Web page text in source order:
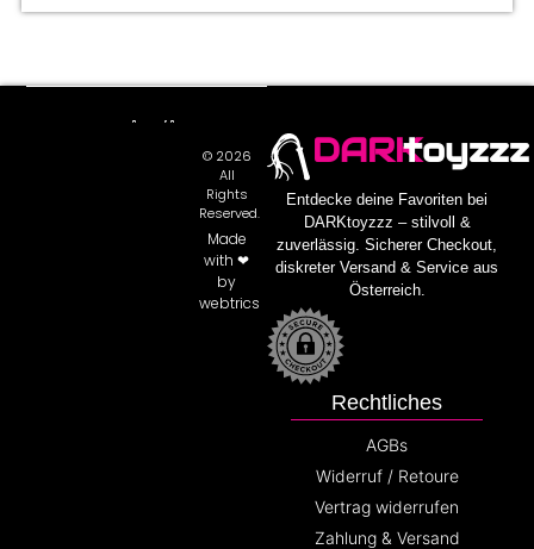
DARKtoyzzz
Entdecke deine Favoriten bei
DARKtoyzzz – stilvoll &
zuverlässig. Sicherer Checkout,
diskreter Versand & Service aus
Österreich.
Rechtliches
AGBs
Widerruf / Retoure
Vertrag widerrufen
Zahlung & Versand
© 2026
All
Rights
Reserved.
Made
with ❤
by
webtrics